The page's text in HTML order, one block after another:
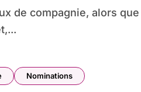
de compagnie, alors que
Nominations